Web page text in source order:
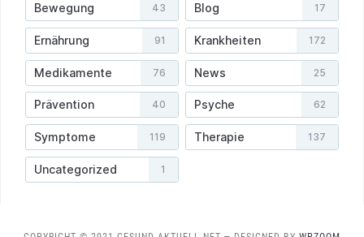
Bewegung 43 Blog 17
Ernährung 91 Krankheiten 172
Medikamente 76 News 25
Prävention 40 Psyche 62
Symptome 119 Therapie 137
Uncategorized 1